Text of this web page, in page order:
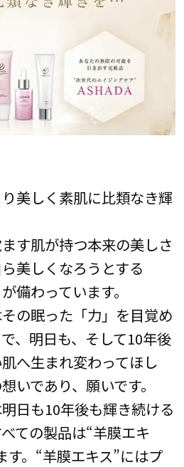
美しく素肌に比類なき輝
す肌が持つ本来の美しさ
美しくなろうとする
備わっています。
の眠った「力」を目覚め
、明日も、そして10年後
へ生まれ変わってほし
いであり、願いです。
日も10年後も輝き続ける
ての製品は“羊膜エキ
す。“羊膜エキス”にはプ